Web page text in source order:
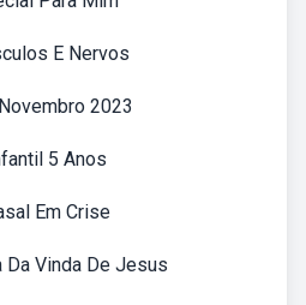
E Nervos
2023
5 Anos
Em Crise
Da Vinda De Jesus